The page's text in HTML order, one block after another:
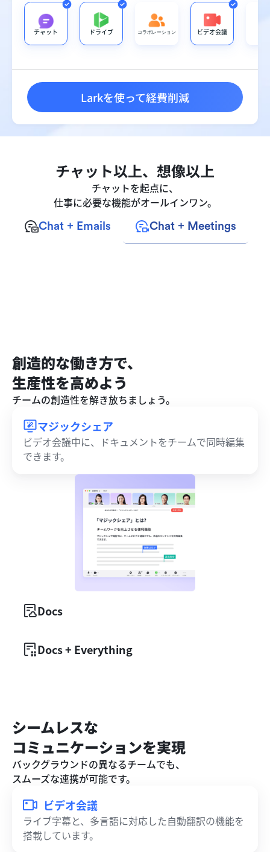
チャット ドライブ コラボレーション ビデオ会議
Larkを使って経費削減
チャット以上、想像以上
チャットを起点に、
仕事に必要な機能がオールインワン。
Chat + Emails Chat + Meetings
創造的な働き方で、
生産性を高めよう
チームの創造性を解き放ちましょう。
マジックシェア
ビデオ会議中に、ドキュメントをチームで同時編集
できます。
Docs
Docs + Everything
シームレスな
コミュニケーションを実現
バックグラウンドの異なるチームでも、
スムーズな連携が可能です。
ビデオ会議
ライブ字幕と、多言語に対応した自動翻訳の機能を
搭載しています。